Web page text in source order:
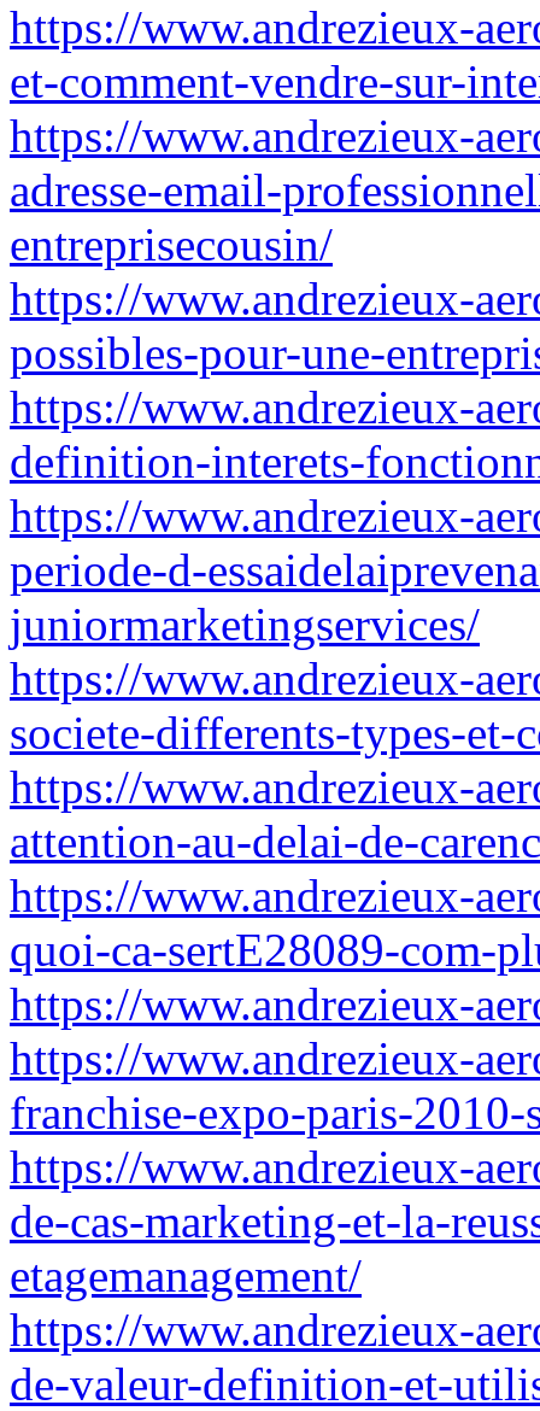
https://www.andrezieux-
et-comment-vendre-sur-
https://www.andrezieux-
adresse-email-
entreprisecousin/
https://www.andrezieux-
possibles-pour-une-
https://www.andrezieux-
definition-interets-
https://www.andrezieux-
periode-d-
juniormarketingservices/
https://www.andrezieux-
societe-differents-types-
https://www.andrezieux-
attention-au-delai-de-
https://www.andrezieux-
quoi-ca-sertE28089-com-
https://www.andrezieux-
https://www.andrezieux-
franchise-expo-paris-
https://www.andrezieux-
de-cas-marketing-et-la-
etagemanagement/
https://www.andrezieux-
de-valeur-definition-et-